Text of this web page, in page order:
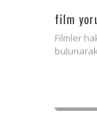
film
Filmler